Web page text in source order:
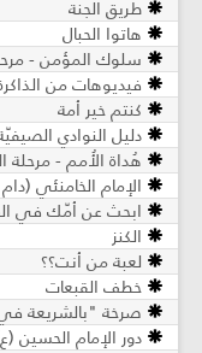
طريق الجنة
هاتوا الحبال
سلوك المؤمن -
فيديوهات من الذاكرة 25
كنتم خير أمة
دليل النوادي
هُداة الأُمم - مرحلة
الإمام الخامنئي
ابحث عن أمّك في
الكنز
لعبة من أنت؟؟
خطف القبعات
صرخة "بالشريعة
دور الإمام